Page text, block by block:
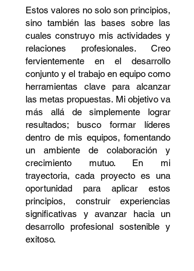
Estos valores no solo son principios,
sino también las bases sobre las
cuales construyo mis actividades y
relaciones profesionales. Creo
fervientemente en el desarrollo
conjunto y el trabajo en equipo como
herramientas clave para alcanzar
las metas propuestas. Mi objetivo va
más allá de simplemente lograr
resultados; busco formar líderes
dentro de mis equipos, fomentando
un ambiente de colaboración y
crecimiento mutuo. En mi
trayectoria, cada proyecto es una
oportunidad para aplicar estos
principios, construir experiencias
significativas y avanzar hacia un
desarrollo profesional sostenible y
exitoso.